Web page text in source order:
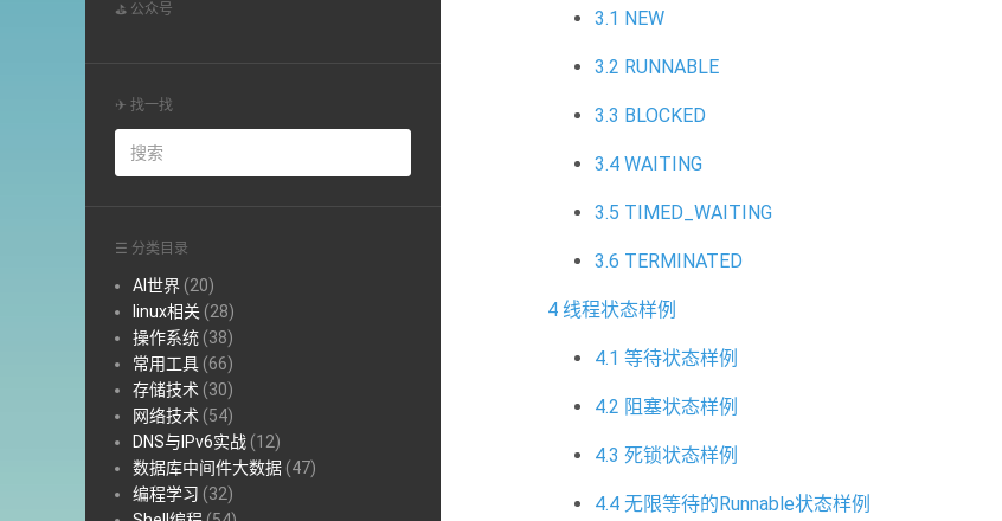
⛳ 公众号
✈ 找一找
☰ 分类目录
AI世界 (20)
linux相关 (28)
操作系统 (38)
常用工具 (66)
存储技术 (30)
网络技术 (54)
DNS与IPv6实战 (12)
数据库中间件大数据 (47)
编程学习 (32)
3.1 NEW
3.2 RUNNABLE
3.3 BLOCKED
3.4 WAITING
3.5 TIMED_WAITING
3.6 TERMINATED
4 线程状态样例
4.1 等待状态样例
4.2 阻塞状态样例
4.3 死锁状态样例
4.4 无限等待的Runnable状态样例